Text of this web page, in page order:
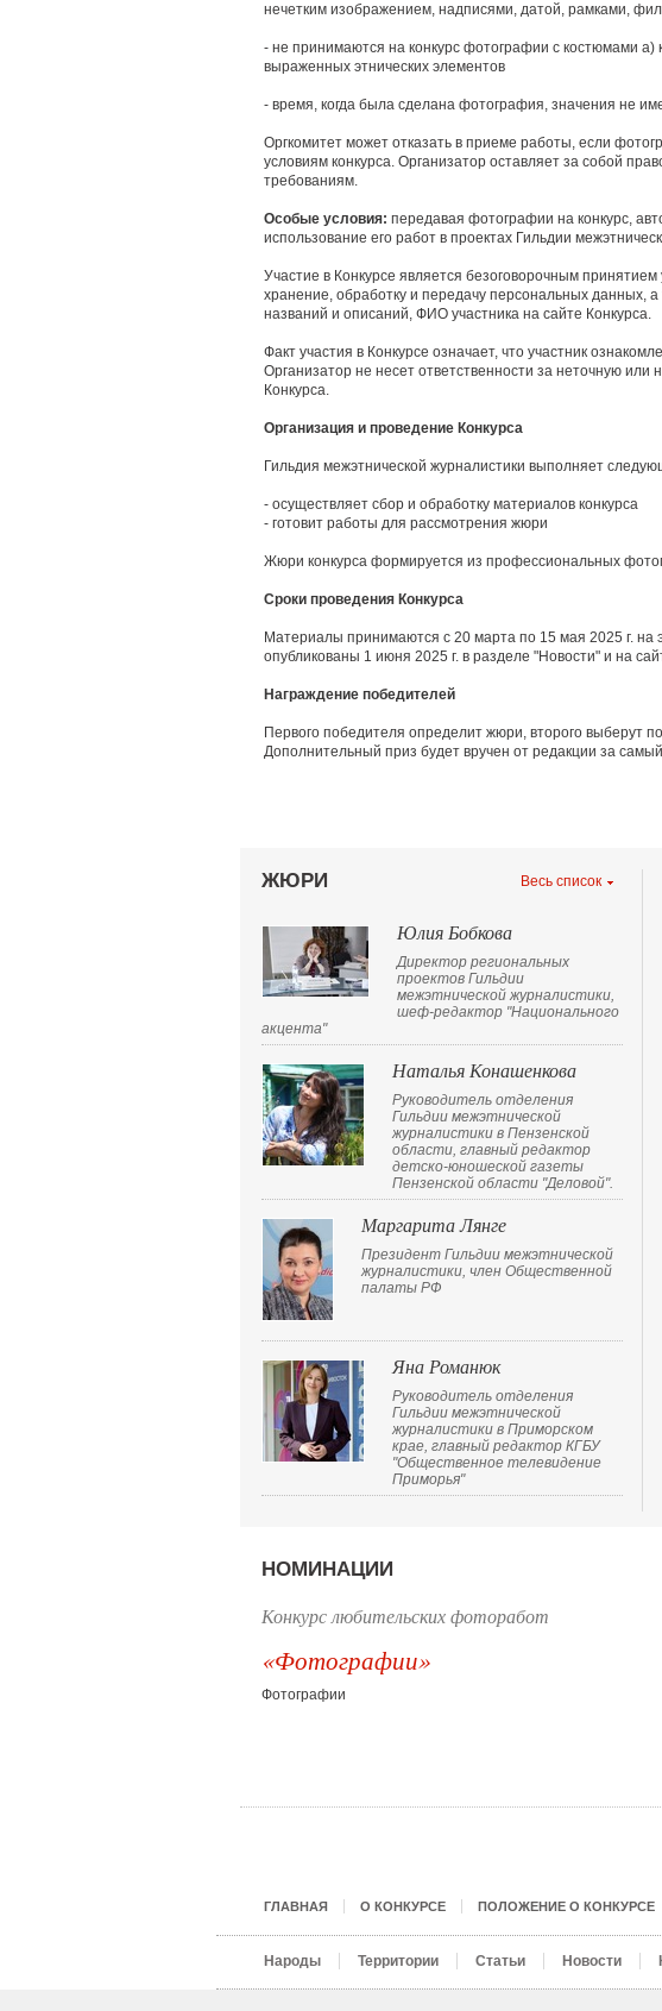
нечетким изображением, надписями, датой, рамками,
- не принимаются на конкурс фотографии с костюмами
выраженных этнических элементов
- время, когда была сделана фотография, значения не
Оргкомитет может отказать в приеме работы, если
условиям конкурса. Организатор оставляет за собой
требованиям.
Особые условия: передавая фотографии на конкурс,
использование его работ в проектах Гильдии
Участие в Конкурсе является безоговорочным
хранение, обработку и передачу персональных данных,
названий и описаний, ФИО участника на сайте Конкурса.
Факт участия в Конкурсе означает, что участник
Организатор не несет ответственности за неточную
Конкурса.
Организация и проведение Конкурса
Гильдия межэтнической журналистики выполняет
- осуществляет сбор и обработку материалов конкурса
- готовит работы для рассмотрения жюри
Жюри конкурса формируется из профессиональных
Сроки проведения Конкурса
Материалы принимаются с 20 марта по 15 мая 2025 г. на
опубликованы 1 июня 2025 г. в разделе "Новости" и на
Награждение победителей
Первого победителя определит жюри, второго выберут
Дополнительный приз будет вручен от редакции за
ЖЮРИ Весь список
Юлия Бобкова
Директор региональных
проектов Гильдии
межэтнической журналистики,
шеф-редактор "Национального
акцента"
Наталья Конашенкова
Руководитель отделения
Гильдии межэтнической
журналистики в Пензенской
области, главный редактор
детско-юношеской газеты
Пензенской области "Деловой".
Маргарита Лянге
Президент Гильдии межэтнической
журналистики, член Общественной
палаты РФ
Яна Романюк
Руководитель отделения
Гильдии межэтнической
журналистики в Приморском
крае, главный редактор КГБУ
"Общественное телевидение
Приморья"
НОМИНАЦИИ
Конкурс любительских фоторабот
«Фотографии»
Фотографии
ГЛАВНАЯ О КОНКУРСЕ ПОЛОЖЕНИЕ О КОНКУРСЕ
Народы Территории Статьи Новости